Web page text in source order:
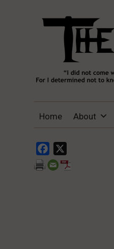
THE PATH
ME, LET HIM DENY HIMSELF,
Home About
Facebook